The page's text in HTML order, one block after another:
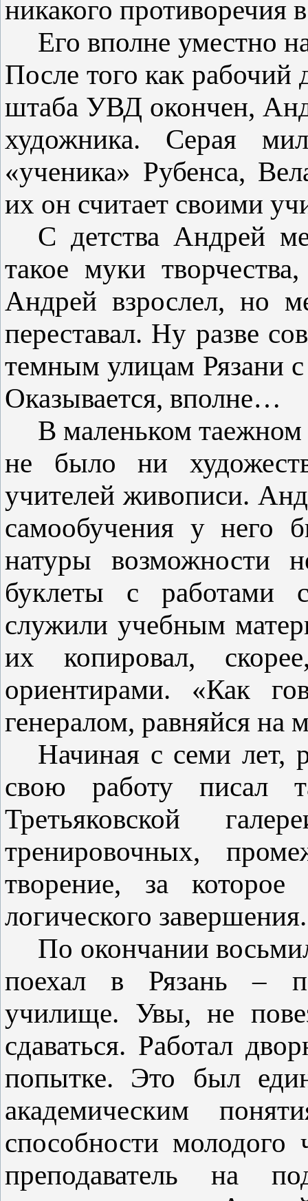
никакого противоречия
Его вполне уместно
После того как рабочий
штаба УВД окончен,
художника. Серая
«ученика» Рубенса,
их он считает своими
С детства Андрей
такое муки
Андрей взрослел, но
переставал. Ну разве
темным улицам Рязани
Оказывается, вполне…
В маленьком таежном
не было ни
учителей живописи.
самообучения у него
натуры возможности
буклеты с работами
служили учебным
их копировал,
ориентирами. «Как
генералом, равняйся на
Начиная с семи лет,
свою работу писал
Третьяковской
тренировочных,
творение, за
логического завершения.
По окончании
поехал в Рязань –
училище. Увы, не
сдаваться. Работал
попытке. Это был
академическим
способности молодого
преподаватель на